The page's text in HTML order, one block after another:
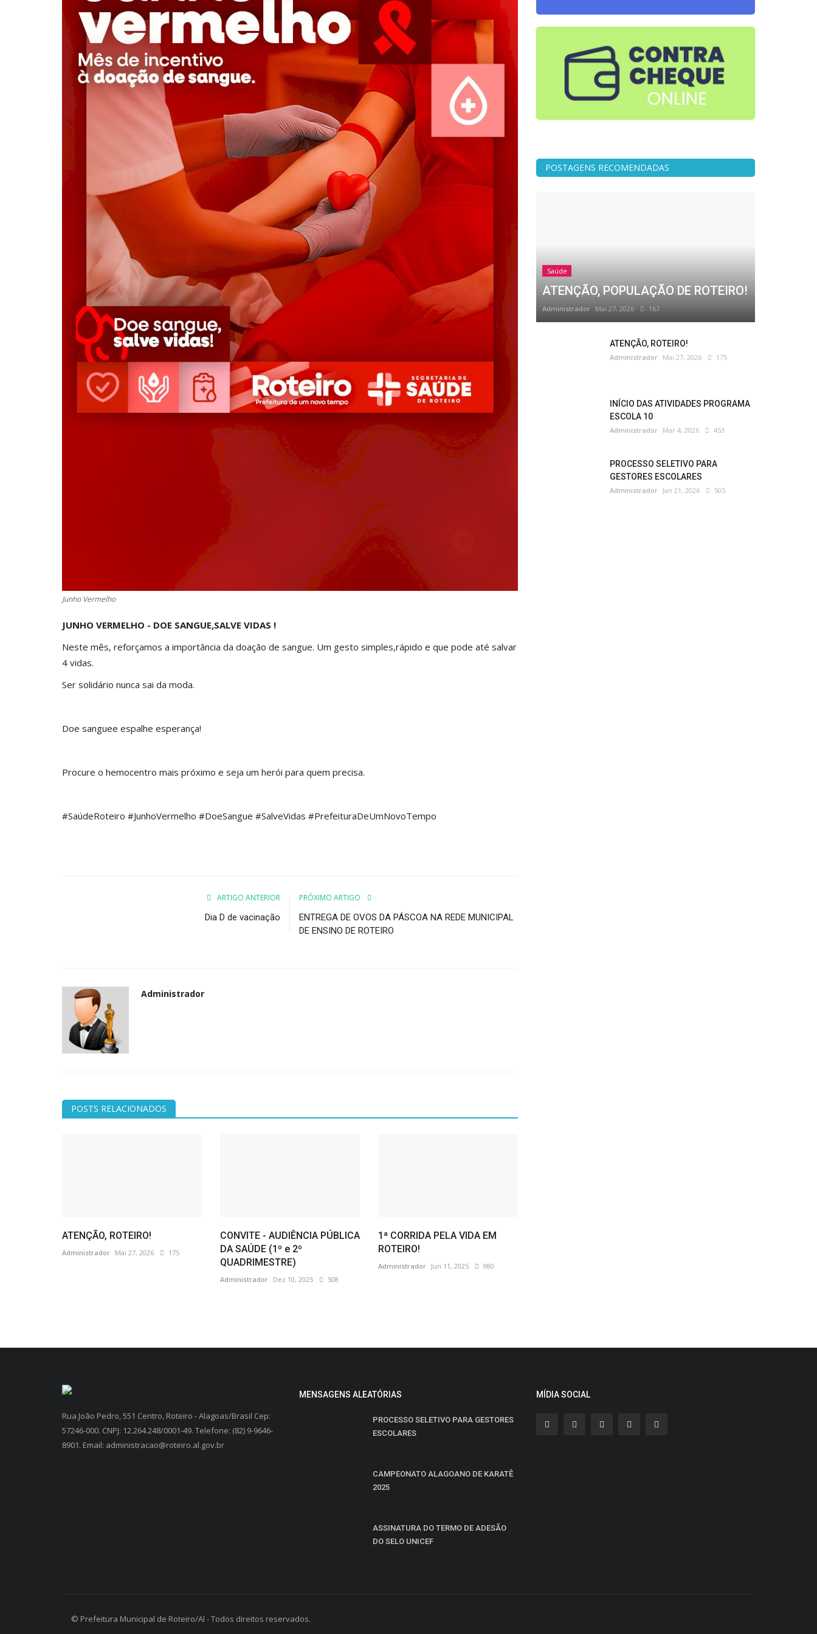
Junho Vermelho
JUNHO VERMELHO - DOE SANGUE,SALVE VIDAS !
Neste mês, reforçamos a importância da doação de sangue. Um gesto simples,rápido e que pode até salvar
4 vidas.
Ser solidário nunca sai da moda.
Doe sanguee espalhe esperança!
Procure o hemocentro mais próximo e seja um herói para quem precisa.
#SaúdeRoteiro #JunhoVermelho #DoeSangue #SalveVidas #PrefeituraDeUmNovoTempo
ARTIGO ANTERIOR
Dia D de vacinação
PRÓXIMO ARTIGO
ENTREGA DE OVOS DA PÁSCOA NA REDE MUNICIPAL
DE ENSINO DE ROTEIRO
Administrador
POSTS RELACIONADOS
ATENÇÃO, ROTEIRO!
Administrador Mai 27, 2026 175
CONVITE - AUDIÊNCIA PÚBLICA
DA SAÚDE (1º e 2º
QUADRIMESTRE)
Administrador Dez 10, 2025 508
1ª CORRIDA PELA VIDA EM
ROTEIRO!
Administrador Jun 11, 2025 980
POSTAGENS RECOMENDADAS
Saúde
ATENÇÃO, POPULAÇÃO DE ROTEIRO!
Administrador Mai 27, 2026 167
ATENÇÃO, ROTEIRO!
Administrador Mai 27, 2026 175
INÍCIO DAS ATIVIDADES PROGRAMA
ESCOLA 10
Administrador Mar 4, 2026 453
PROCESSO SELETIVO PARA
GESTORES ESCOLARES
Administrador Jan 21, 2026 505
Rua João Pedro, 551 Centro, Roteiro - Alagoas/Brasil Cep:
57246-000. CNPJ: 12.264.248/0001-49. Telefone: (82) 9-9646-
8901. Email: administracao@roteiro.al.gov.br
MENSAGENS ALEATÓRIAS
PROCESSO SELETIVO PARA GESTORES
ESCOLARES
CAMPEONATO ALAGOANO DE KARATÊ
2025
ASSINATURA DO TERMO DE ADESÃO
DO SELO UNICEF
MÍDIA SOCIAL
© Prefeitura Municipal de Roteiro/Al - Todos direitos reservados.